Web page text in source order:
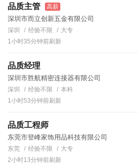
品质主管 高薪
深圳市而立创新五金有限公司
深圳 经验不限
大专
1小时35分钟前刷新
品质经理
深圳市胜航精密连接器有限公司
深圳 经验不限
本科
1小时53分钟前刷新
品质工程师
东莞市登峰家饰用品科技有限公司
东莞 经验不限
大专
2小时13分钟前刷新